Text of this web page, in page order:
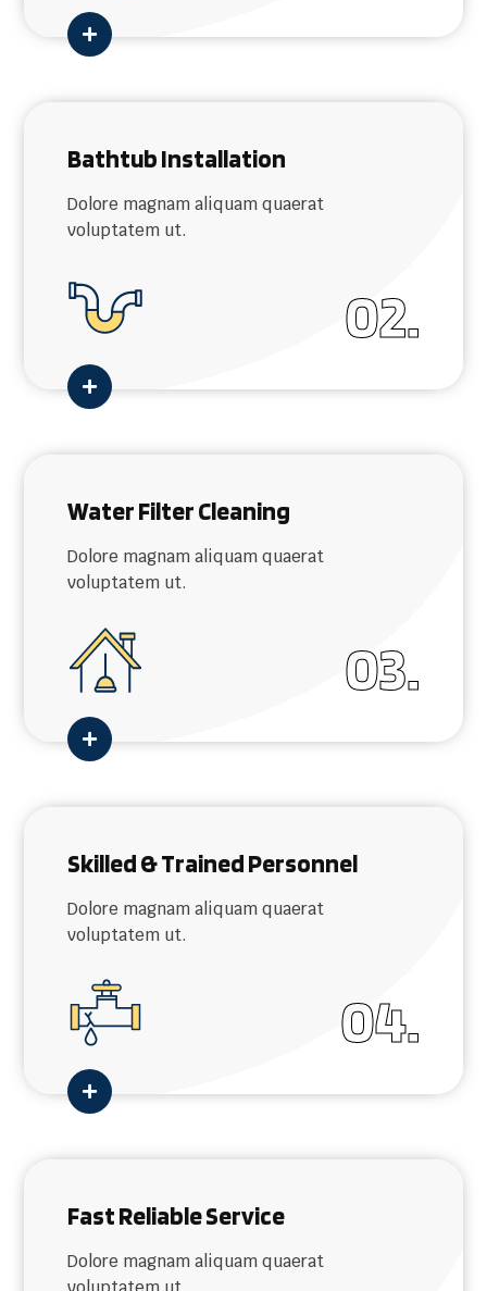

Bathtub Installation
Dolore magnam aliquam quaerat
voluptatem ut.

02.
Water Filter Cleaning
Dolore magnam aliquam quaerat
voluptatem ut.

03.
Skilled & Trained Personnel
Dolore magnam aliquam quaerat
voluptatem ut.

04.
Fast Reliable Service
Dolore magnam aliquam quaerat